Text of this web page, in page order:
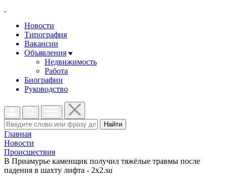
Новости
Типография
Вакансии
Объявления
Недвижимость
Работа
Биографии
Руководство
Найти
Главная
Новости
Проиcшествия
В Приамурье каменщик получил тяжёлые травмы после
падения в шахту лифта - 2x2.su